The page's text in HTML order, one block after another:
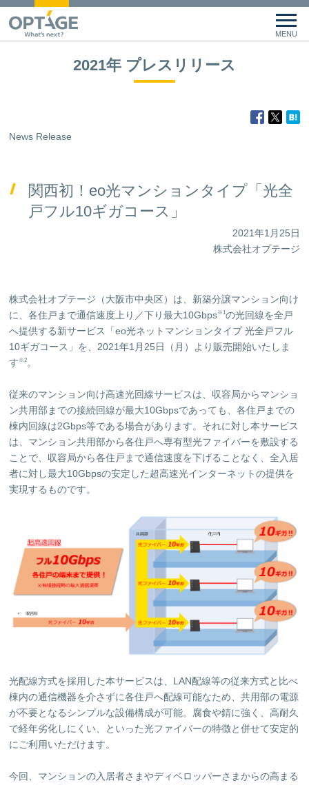
2021年 プレスリリース
News Release
関西初！eo光マンションタイプ「光全
戸フル10ギガコース」
2021年1月25日
株式会社オプテージ
株式会社オプテージ（大阪市中央区）は、新築分譲マンション向け
に、各住戸まで通信速度上り／下り最大10Gbps※1の光回線を全戸
へ提供する新サービス「eo光ネットマンションタイプ 光全戸フル
10ギガコース」を、2021年1月25日（月）より販売開始いたしま
す ※2 。
従来のマンション向け高速光回線サービスは、収容局からマンショ
ン共用部までの接続回線が最大10Gbpsであっても、各住戸までの
棟内回線は2Gbps等である場合があります。それに対し本サービス
は、マンション共用部から各住戸へ専有型光ファイバーを敷設する
ことで、収容局から各住戸まで通信速度を下げることなく、全入居
者に対し最大10Gbpsの安定した超高速光インターネットの提供を
実現するものです。
光配線方式を採用した本サービスは、LAN配線等の従来方式と比べ
棟内の通信機器を介さずに各住戸へ配線可能なため、共用部の電源
が不要となるシンプルな設備構成が可能。腐食や錆に強く、高耐久
で経年劣化しにくい、といった光ファイバーの特徴と併せて安定的
にご利用いただけます。
今回、マンションの入居者さまやディベロッパーさまからの高まる